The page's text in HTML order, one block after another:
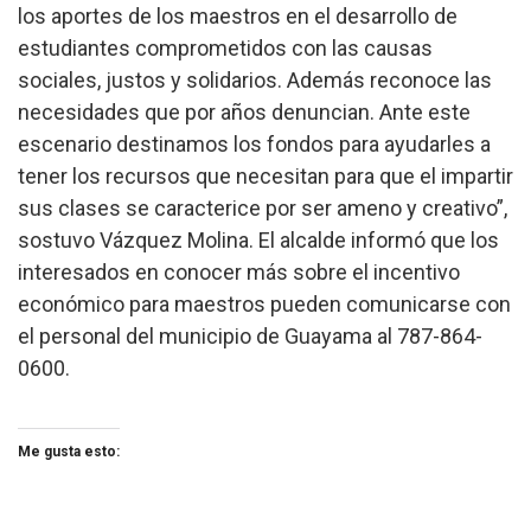
los aportes de los maestros en el desarrollo de
estudiantes comprometidos con las causas
sociales, justos y solidarios. Además reconoce las
necesidades que por años denuncian. Ante este
escenario destinamos los fondos para ayudarles a
tener los recursos que necesitan para que el impartir
sus clases se caracterice por ser ameno y creativo”,
sostuvo Vázquez Molina. El alcalde informó que los
interesados en conocer más sobre el incentivo
económico para maestros pueden comunicarse con
el personal del municipio de Guayama al 787-864-
0600.
Me gusta esto: